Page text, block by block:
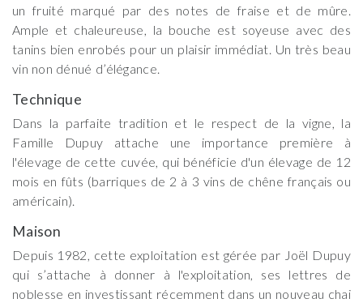
un fruité marqué par des notes de fraise et de mûre.
Ample et chaleureuse, la bouche est soyeuse avec des
tanins bien enrobés pour un plaisir immédiat. Un très beau
vin non dénué d’élégance.
Technique
Dans la parfaite tradition et le respect de la vigne, la
Famille Dupuy attache une importance première à
l'élevage de cette cuvée, qui bénéficie d'un élevage de 12
mois en fûts (barriques de 2 à 3 vins de chêne français ou
américain).
Maison
Depuis 1982, cette exploitation est gérée par Joël Dupuy
qui s’attache à donner à l'exploitation, ses lettres de
noblesse en investissant récemment dans un nouveau chai